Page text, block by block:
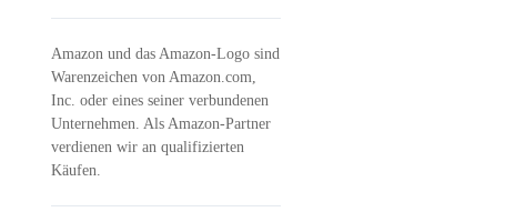
Amazon und das Amazon-Logo sind
Warenzeichen von Amazon.com,
Inc. oder eines seiner verbundenen
Unternehmen. Als Amazon-Partner
verdienen wir an qualifizierten
Käufen.